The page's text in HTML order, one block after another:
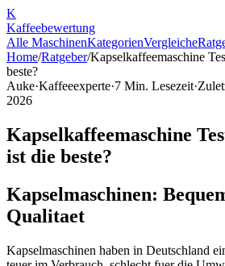
K
Kaffeebewertung
Alle MaschinenKategorienVergleiche
Home/Ratgeber/Kapselkaffeemaschine
beste?
Auke·Kaffeeexperte·7 Min. Lesezeit·
2026
Kapselkaffeemaschine
ist die beste?
Kapselmaschinen:
Qualitaet
Kapselmaschinen haben in Deutschland